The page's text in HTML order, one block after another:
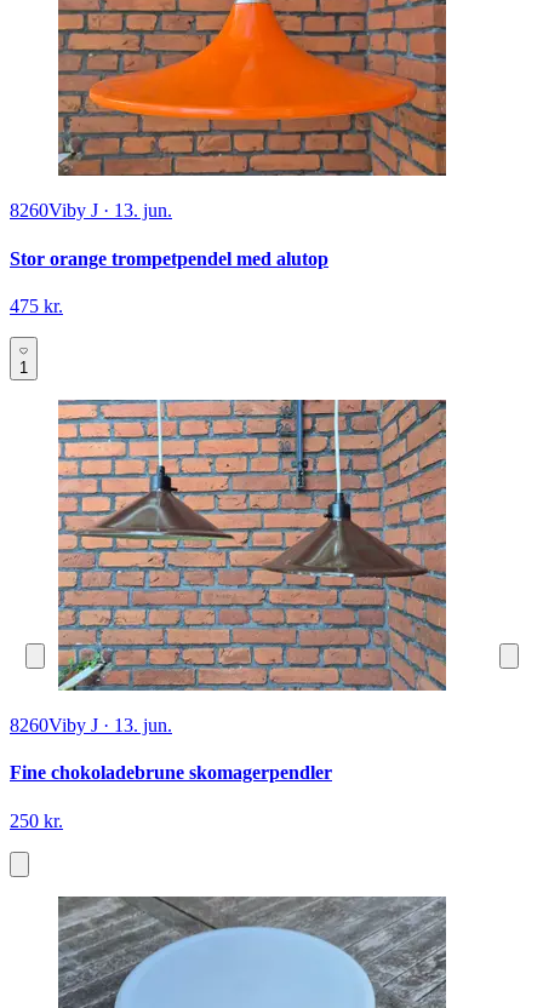
8260Viby J · 13. jun.
Stor orange trompetpendel med alutop
475 kr.
1
8260Viby J · 13. jun.
Fine chokoladebrune skomagerpendler
250 kr.